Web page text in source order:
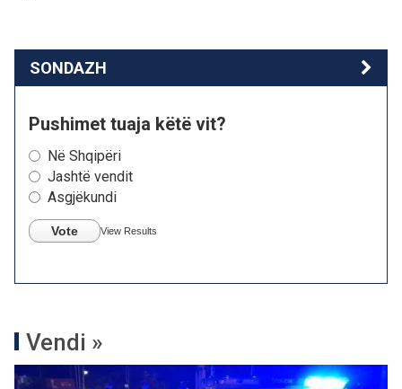
SONDAZH
Pushimet tuaja këtë vit?
Në Shqipëri
Jashtë vendit
Asgjëkundi
Vote View Results
Vendi »